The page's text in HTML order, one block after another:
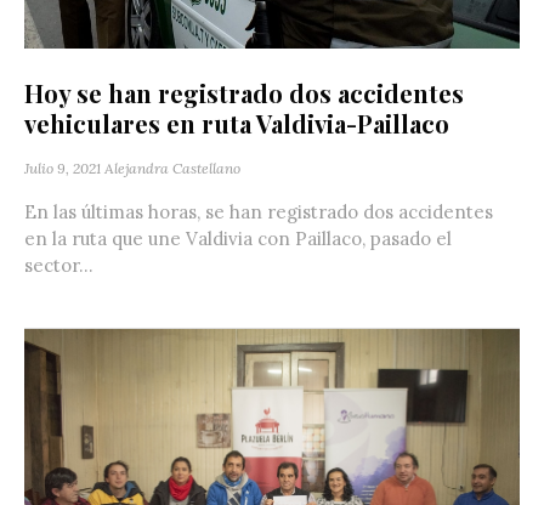
Hoy se han registrado dos accidentes
vehiculares en ruta Valdivia-Paillaco
Julio 9, 2021 Alejandra Castellano
En las últimas horas, se han registrado dos accidentes
en la ruta que une Valdivia con Paillaco, pasado el
sector...